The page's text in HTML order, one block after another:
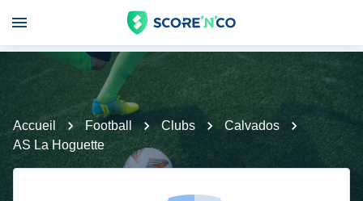
Accueil Football Clubs
Calvados
AS La Hoguette